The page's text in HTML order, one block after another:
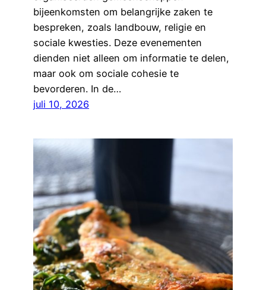
bijeenkomsten om belangrijke zaken te
bespreken, zoals landbouw, religie en
sociale kwesties. Deze evenementen
dienden niet alleen om informatie te delen,
maar ook om sociale cohesie te
bevorderen. In de…
juli 10, 2026